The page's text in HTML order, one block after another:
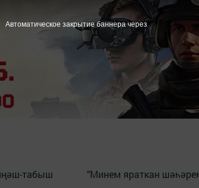
табыш "Минем яраткан
Автоматическое закрытие баннера через